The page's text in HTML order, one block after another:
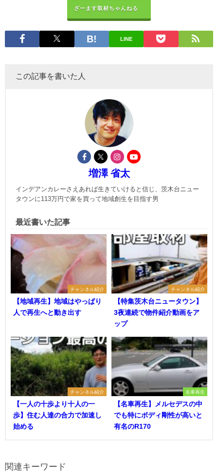
ざーます取材ちゃんねる
LINE
この記事を書いた人
増澤 省太
インデアンカレーさえあれば生きていけると信じ、茨木台ニュー
タウンに113万円で家を買って地域創生を目指す男
最近書いた記事
チャンネル紹介
【地域再生】地域はやっぱり
人で再生へと動き出す
チャンネル紹介
【特集茨木台ニュータウン】
3夜連続で物件紹介動画をア
ップ
チャンネル紹介
【一人の十歩より十人の一
歩】住む人達の合力で加速し
始める
名車再生
【名車再生】メルセデスの中
でも特にボディ剛性が高いと
有名のR170
関連キーワード